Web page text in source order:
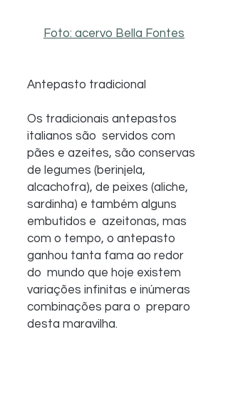
Foto: acervo Bella Fontes
Antepasto tradicional
Os tradicionais antepastos
italianos são  servidos com
pães e azeites, são conservas
de legumes (berinjela,
alcachofra), de peixes (aliche,
sardinha) e também alguns
embutidos e  azeitonas, mas
com o tempo, o antepasto
ganhou tanta fama ao redor
do  mundo que hoje existem
variações infinitas e inúmeras
combinações para o  preparo
desta maravilha.